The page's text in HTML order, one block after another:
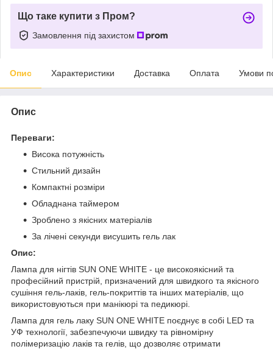
Що таке купити з Пром?
Замовлення під захистом
Опис Характеристики Доставка Оплата Умови
Опис
Переваги:
Висока потужність
Стильний дизайн
Компактні розміри
Обладнана таймером
Зроблено з якісних матеріалів
За лічені секунди висушить гель лак
Опис:
Лампа для нігтів SUN ONE WHITE - це високоякісний та
професійний пристрій, призначений для швидкого та якісного
сушіння гель-лаків, гель-покриттів та інших матеріалів, що
використовуються при манікюрі та педикюрі.
Лампа для гель лаку SUN ONE WHITE поєднує в собі LED та
УФ технології, забезпечуючи швидку та рівномірну
полімеризацію лаків та гелів, що дозволяє отримати